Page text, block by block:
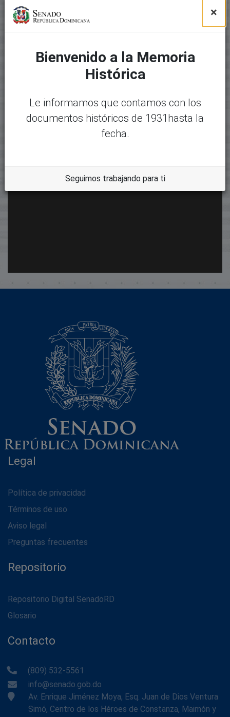
Legal
Política de privacidad
Términos de uso
Aviso legal
Preguntas frecuentes
Repositorio
Repositorio Digital SenadoRD
Glosario
Contacto
(809) 532-5561
info@senado.gob.do
Av. Enrique Jiménez Moya, Esq. Juan de Dios Ventura
Simó, Centro de los Héroes de Constanza, Maimón y
×
Bienvenido a la Memoria
Histórica
Le informamos que contamos con los
documentos históricos de 1931hasta la
fecha.
Seguimos trabajando para ti